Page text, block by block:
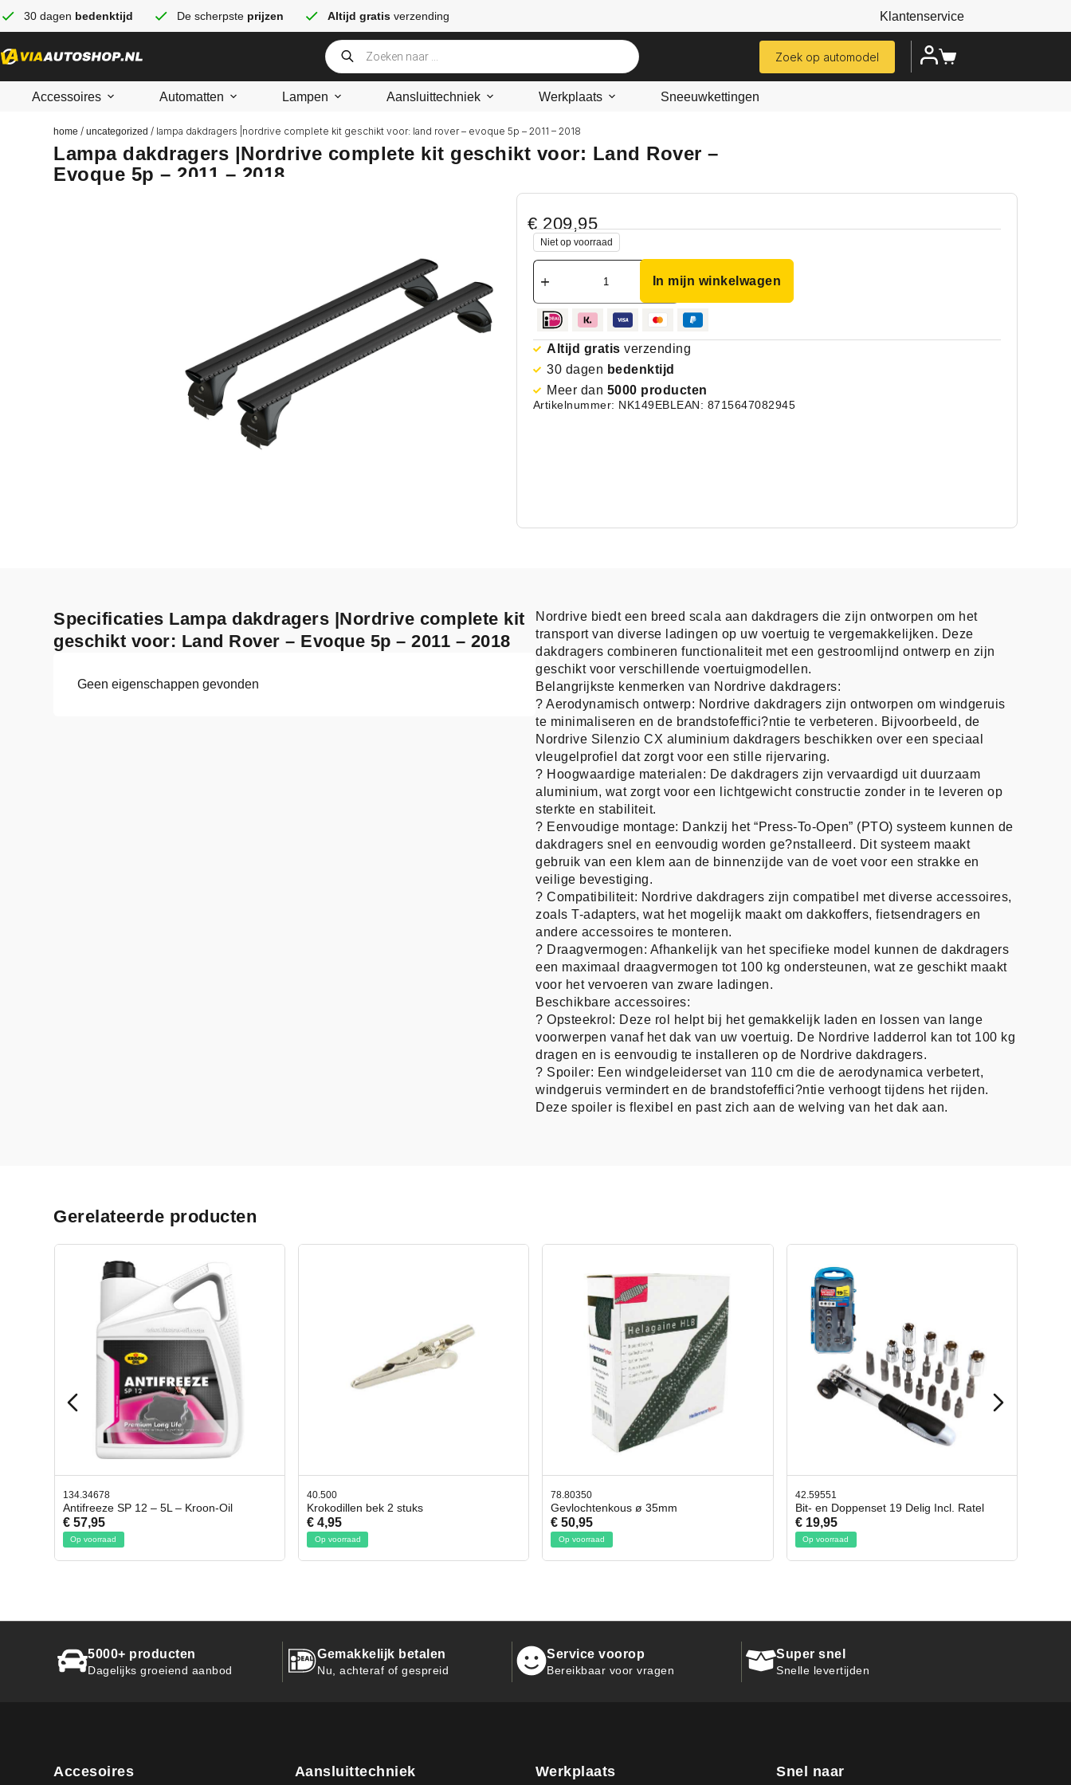
30 dagen bedenktijd De scherpste prijzen Altijd gratis verzending Klantenservice
Zoek op automodel
Accessoires Automatten Lampen Aansluittechniek Werkplaats Sneeuwkettingen
home /uncategorized / lampa dakdragers |nordrive complete kit geschikt voor: land rover – evoque 5p – 2011 – 2018
Lampa dakdragers |Nordrive complete kit geschikt voor: Land Rover –
Evoque 5p – 2011 – 2018
€209,95
Niet op voorraad
In mijn winkelwagen
Altijd gratis verzending
30 dagen bedenktijd
Meer dan 5000 producten
Artikelnummer: NK149EBL EAN: 8715647082945
Specificaties Lampa dakdragers |Nordrive complete kit
geschikt voor: Land Rover – Evoque 5p – 2011 – 2018
Geen eigenschappen gevonden
Nordrive biedt een breed scala aan dakdragers die zijn ontworpen om het
transport van diverse ladingen op uw voertuig te vergemakkelijken. Deze
dakdragers combineren functionaliteit met een gestroomlijnd ontwerp en zijn
geschikt voor verschillende voertuigmodellen.
Belangrijkste kenmerken van Nordrive dakdragers:
? Aerodynamisch ontwerp: Nordrive dakdragers zijn ontworpen om windgeruis
te minimaliseren en de brandstofeffici?ntie te verbeteren. Bijvoorbeeld, de
Nordrive Silenzio CX aluminium dakdragers beschikken over een speciaal
vleugelprofiel dat zorgt voor een stille rijervaring.
? Hoogwaardige materialen: De dakdragers zijn vervaardigd uit duurzaam
aluminium, wat zorgt voor een lichtgewicht constructie zonder in te leveren op
sterkte en stabiliteit.
? Eenvoudige montage: Dankzij het “Press-To-Open” (PTO) systeem kunnen de
dakdragers snel en eenvoudig worden ge?nstalleerd. Dit systeem maakt
gebruik van een klem aan de binnenzijde van de voet voor een strakke en
veilige bevestiging.
? Compatibiliteit: Nordrive dakdragers zijn compatibel met diverse accessoires,
zoals T-adapters, wat het mogelijk maakt om dakkoffers, fietsendragers en
andere accessoires te monteren.
? Draagvermogen: Afhankelijk van het specifieke model kunnen de dakdragers
een maximaal draagvermogen tot 100 kg ondersteunen, wat ze geschikt maakt
voor het vervoeren van zware ladingen.
Beschikbare accessoires:
? Opsteekrol: Deze rol helpt bij het gemakkelijk laden en lossen van lange
voorwerpen vanaf het dak van uw voertuig. De Nordrive ladderrol kan tot 100 kg
dragen en is eenvoudig te installeren op de Nordrive dakdragers.
? Spoiler: Een windgeleiderset van 110 cm die de aerodynamica verbetert,
windgeruis vermindert en de brandstofeffici?ntie verhoogt tijdens het rijden.
Deze spoiler is flexibel en past zich aan de welving van het dak aan.
Gerelateerde producten
40.500
Krokodillen bek 2 stuks
€ 4,95
Op voorraad
78.80350
Gevlochtenkous ø 35mm
€ 50,95
Op voorraad
42.59551
Bit- en Doppenset 19 Delig Incl. Ratel
€ 19,95
Op voorraad
42.65998
Afbreekmes 2 stuks
€ 10,95
Op voorraad
5000+ producten
Dagelijks groeiend aanbod
Gemakkelijk betalen
Nu, achteraf of gespreid
Service voorop
Bereikbaar voor vragen
Super snel
Snelle levertijden
Accesoires Aansluittechniek Werkplaats Snel naar